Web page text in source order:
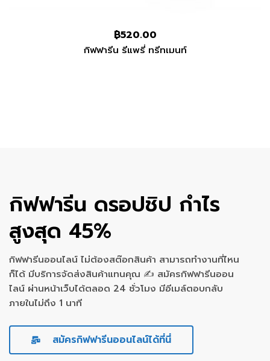
฿520.00
กิฟฟารีน รีแพรี่ ทรีทเมนท์
กิฟฟารีน ดรอปชิป กำไร
สูงสุด 45%
กิฟฟารีนออนไลน์ ไม่ต้องสต๊อกสินค้า สามารถทำงานที่ไหน
ก็ได้ มีบริการจัดส่งสินค้าแทนคุณ ✍ สมัครกิฟฟารีนออน
ไลน์ ผ่านหน้าเว็บได้ตลอด 24 ชั่วโมง มีอีเมล์ตอบกลับ
ภายในไม่ถึง 1 นาที
สมัครกิฟฟารีนออนไลน์ได้ที่นี่